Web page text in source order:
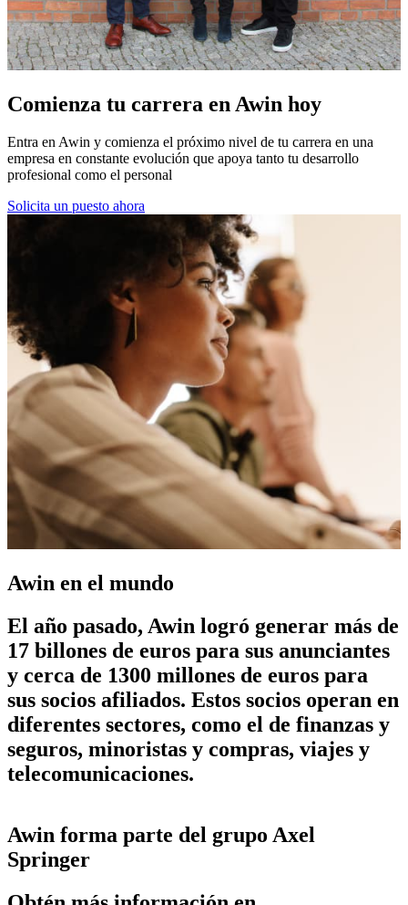
Comienza tu carrera en Awin hoy
Entra en Awin y comienza el próximo nivel de tu carrera en una
empresa en constante evolución que apoya tanto tu desarrollo
profesional como el personal
Solicita un puesto ahora
Awin en el mundo
El año pasado, Awin logró generar más de
17 billones de euros para sus anunciantes
y cerca de 1300 millones de euros para
sus socios afiliados. Estos socios operan en
diferentes sectores, como el de finanzas y
seguros, minoristas y compras, viajes y
telecomunicaciones.
Awin forma parte del grupo Axel
Springer